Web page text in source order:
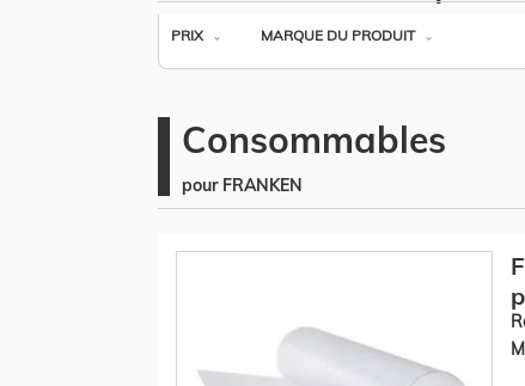
PRIX MARQUE DU PRODUIT
Consommables
pour FRANKEN